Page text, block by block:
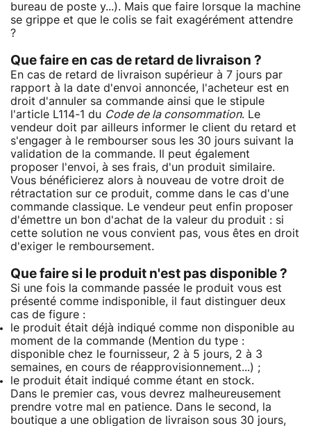
bureau de poste y...). Mais que faire lorsque la machine
se grippe et que le colis se fait exagérément attendre
?
Que faire en cas de retard de livraison ?
En cas de retard de livraison supérieur à 7 jours par
rapport à la date d'envoi annoncée, l'acheteur est en
droit d'annuler sa commande ainsi que le stipule
l'article L114-1 du Code de la consommation. Le
vendeur doit par ailleurs informer le client du retard et
s'engager à le rembourser sous les 30 jours suivant la
validation de la commande. Il peut également
proposer l'envoi, à ses frais, d'un produit similaire.
Vous bénéficierez alors à nouveau de votre droit de
rétractation sur ce produit, comme dans le cas d'une
commande classique. Le vendeur peut enfin proposer
d'émettre un bon d'achat de la valeur du produit : si
cette solution ne vous convient pas, vous êtes en droit
d'exiger le remboursement.
Que faire si le produit n'est pas disponible ?
Si une fois la commande passée le produit vous est
présenté comme indisponible, il faut distinguer deux
cas de figure :
le produit était déjà indiqué comme non disponible au
moment de la commande (Mention du type :
disponible chez le fournisseur, 2 à 5 jours, 2 à 3
semaines, en cours de réapprovisionnement...) ;
le produit était indiqué comme étant en stock.
Dans le premier cas, vous devrez malheureusement
prendre votre mal en patience. Dans le second, la
boutique a une obligation de livraison sous 30 jours,